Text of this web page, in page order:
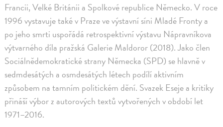
Francii, Velké Británii a Spolkové republice Německo. V roce
1996 vystavuje také v Praze ve výstavní síni Mladé Fronty a
po jeho smrti uspořádá retrospektivní výstavu Nápravníkova
výtvarného díla pražská Galerie Maldoror (2018). Jako člen
Sociálnědemokratické strany Německa (SPD) se hlavně v
sedmdesátých a osmdesátých létech podílí aktivním
způsobem na tamním politickém dění. Svazek Eseje a kritiky
přináší výbor z autorových textů vytvořených v období let
1971–2016.